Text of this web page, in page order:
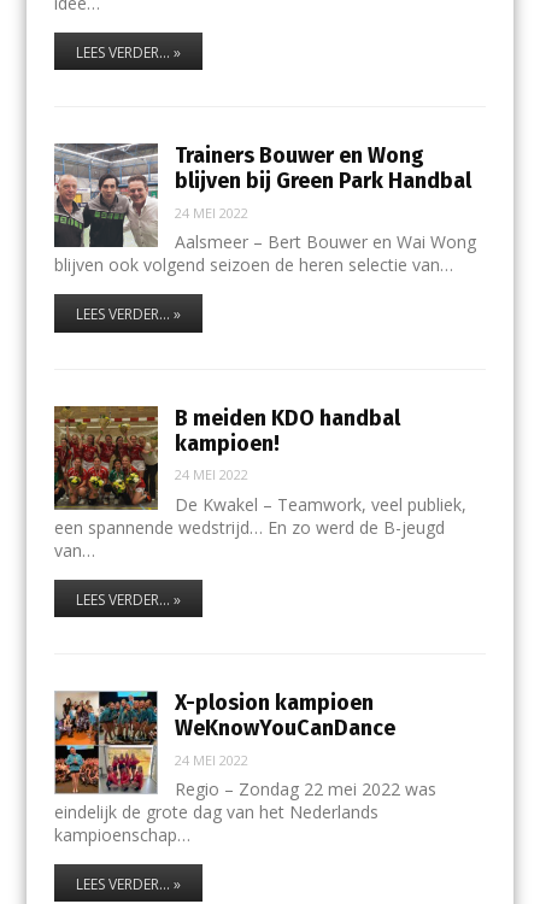
LEES VERDER... »
Trainers Bouwer en Wong
blijven bij Green Park Handbal
24 MEI 2022
Aalsmeer – Bert Bouwer en Wai Wong
blijven ook volgend seizoen de heren selectie van…
LEES VERDER... »
B meiden KDO handbal
kampioen!
24 MEI 2022
De Kwakel – Teamwork, veel publiek,
een spannende wedstrijd… En zo werd de B-jeugd
van…
LEES VERDER... »
X-plosion kampioen
WeKnowYouCanDance
24 MEI 2022
Regio – Zondag 22 mei 2022 was
eindelijk de grote dag van het Nederlands
kampioenschap…
LEES VERDER... »